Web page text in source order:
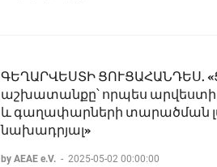
ԳԵՂԱՐՎԵՍՏԻ ՑՈՒՑԱՀԱՆԴԵՍ.
աշխատանքը՝ որպես
և գաղափարների տարածման
նախադրյալ»
by AEAE e.V. - 2025-05-02 00:00:00